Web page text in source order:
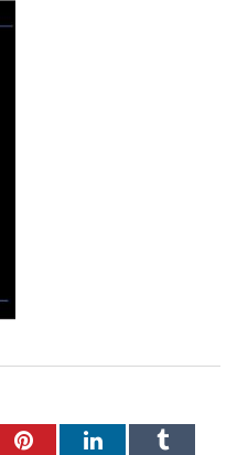
PinterestLinkedInTumblr